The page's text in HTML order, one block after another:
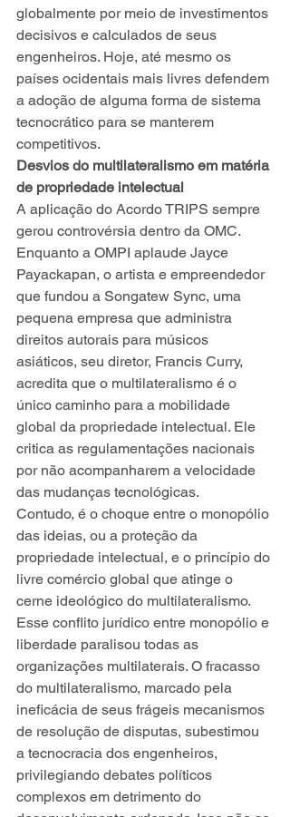
globalmente por meio de investimentos
decisivos e calculados de seus
engenheiros. Hoje, até mesmo os
países ocidentais mais livres defendem
a adoção de alguma forma de sistema
tecnocrático para se manterem
competitivos.
Desvios do multilateralismo em matéria
de propriedade intelectual
A aplicação do Acordo TRIPS sempre
gerou controvérsia dentro da OMC.
Enquanto a OMPI aplaude Jayce
Payackapan, o artista e empreendedor
que fundou a Songatew Sync, uma
pequena empresa que administra
direitos autorais para músicos
asiáticos, seu diretor, Francis Curry,
acredita que o multilateralismo é o
único caminho para a mobilidade
global da propriedade intelectual. Ele
critica as regulamentações nacionais
por não acompanharem a velocidade
das mudanças tecnológicas.
Contudo, é o choque entre o monopólio
das ideias, ou a proteção da
propriedade intelectual, e o princípio do
livre comércio global que atinge o
cerne ideológico do multilateralismo.
Esse conflito jurídico entre monopólio e
liberdade paralisou todas as
organizações multilaterais. O fracasso
do multilateralismo, marcado pela
ineficácia de seus frágeis mecanismos
de resolução de disputas, subestimou
a tecnocracia dos engenheiros,
privilegiando debates políticos
complexos em detrimento do